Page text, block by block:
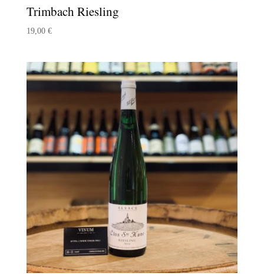
Trimbach Riesling
19,00 €